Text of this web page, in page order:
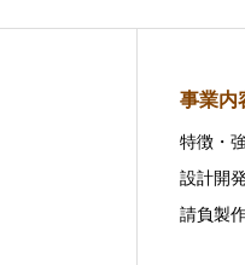
事業内
特徴・
設計開発
請負製